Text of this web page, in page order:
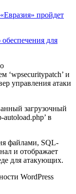
пройдет
для
‘wpsecuritypatch’ и
управления атаки
загрузочный
autoload.php’ в
файлами, SQL-
и отображает
для атакующих.